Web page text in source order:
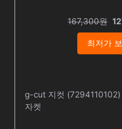
167,300원
최저가
g-cut 지컷
자켓